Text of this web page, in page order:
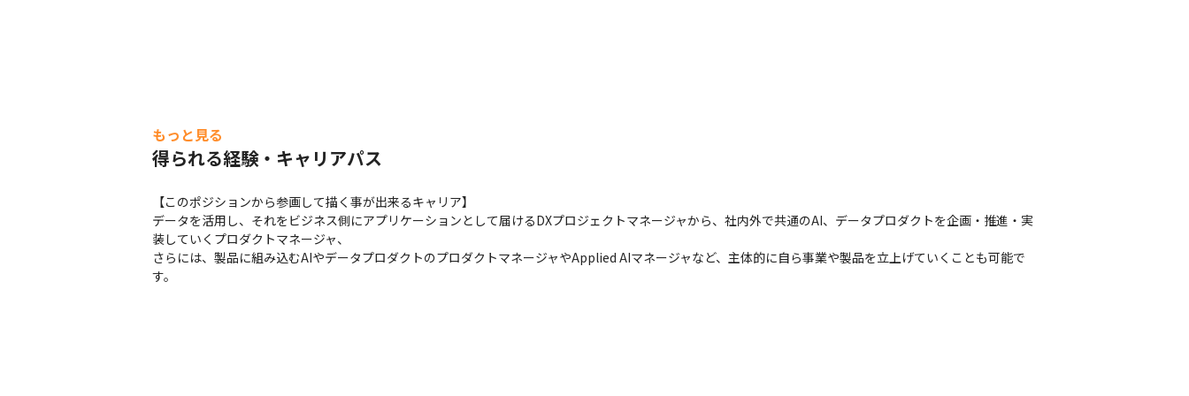
もっと見る
得られる経験・キャリアパス
【このポジションから参画して描く事が出来るキャリア】
データを活用し、それをビジネス側にアプリケーションとして届けるDXプロジェクトマネージャから、社内外で共通のAI、データプロダクトを企画・推進・実
装していくプロダクトマネージャ、
さらには、製品に組み込むAIやデータプロダクトのプロダクトマネージャやApplied AIマネージャなど、主体的に自ら事業や製品を立上げていくことも可能で
す。